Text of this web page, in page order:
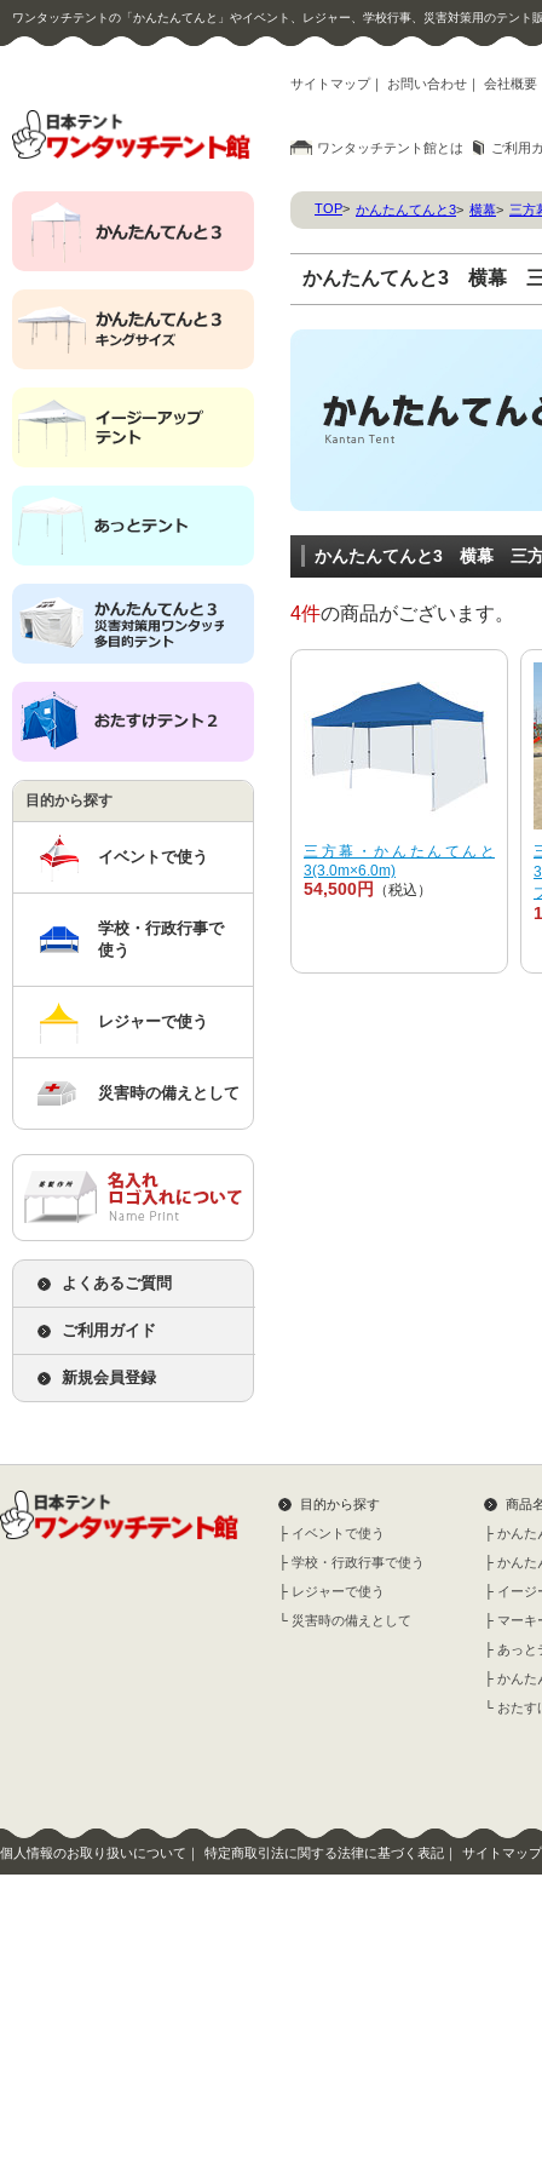
ワンタッチテントの「かんたんてんと」やイベント、レジャー、学校行事、災害対策用のテント
サイトマップ｜ お問い合わせ ｜ 会社概要
ワンタッチテント館とは ご利用
目的から探す
イベントで使う
学校・行政行事で
使う
レジャーで使う
災害時の備えとして
よくあるご質問
ご利用ガイド
新規会員登録
TOP> かんたんてんと3> 横幕> 三方
かんたんてんと3 横幕
かんたんてんと3 横幕 三
4件の商品がございます。
三方幕・かんたんてんと
3(3.0m×6.0m)
54,500円 （税込）
目的から探す
├ イベントで使う
├ 学校・行政行事で使う
├ レジャーで使う
└ 災害時の備えとして
商品
├ かんた
├ かんた
├ イージ
├ マーキ
├ あっと
├ かんた
└ おたす
個人情報のお取り扱いについて ｜ 特定商取引法に関する法律に基づく表記 ｜ サイトマップ